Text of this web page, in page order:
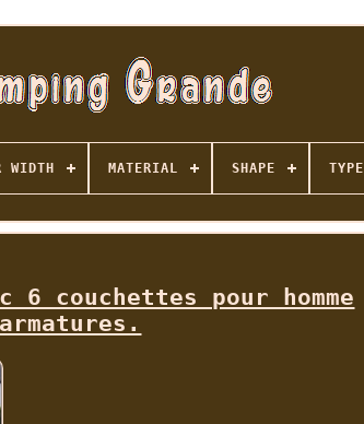
WIDTH MATERIAL SHAPE TYPE
couchettes pour homme